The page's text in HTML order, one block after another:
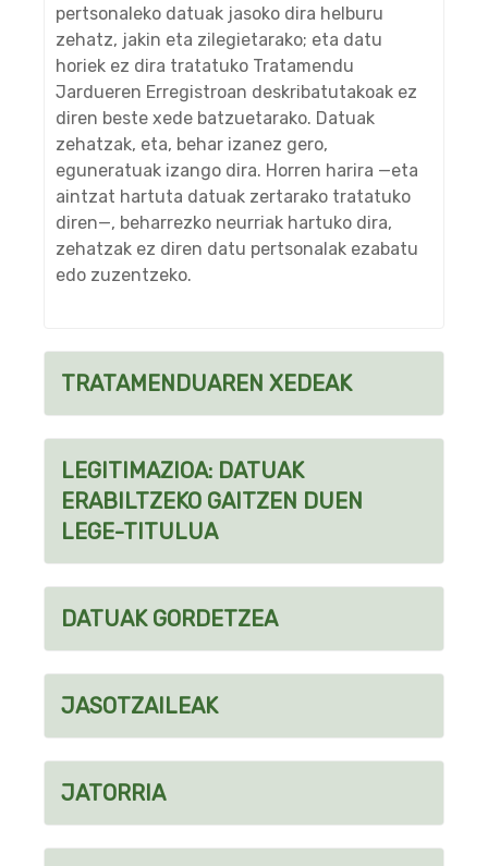
pertsonaleko datuak jasoko dira helburu
zehatz, jakin eta zilegietarako; eta datu
horiek ez dira tratatuko Tratamendu
Jardueren Erregistroan deskribatutakoak ez
diren beste xede batzuetarako. Datuak
zehatzak, eta, behar izanez gero,
eguneratuak izango dira. Horren harira —eta
aintzat hartuta datuak zertarako tratatuko
diren—, beharrezko neurriak hartuko dira,
zehatzak ez diren datu pertsonalak ezabatu
edo zuzentzeko.
TRATAMENDUAREN XEDEAK
LEGITIMAZIOA: DATUAK
ERABILTZEKO GAITZEN DUEN
LEGE-TITULUA
DATUAK GORDETZEA
JASOTZAILEAK
JATORRIA